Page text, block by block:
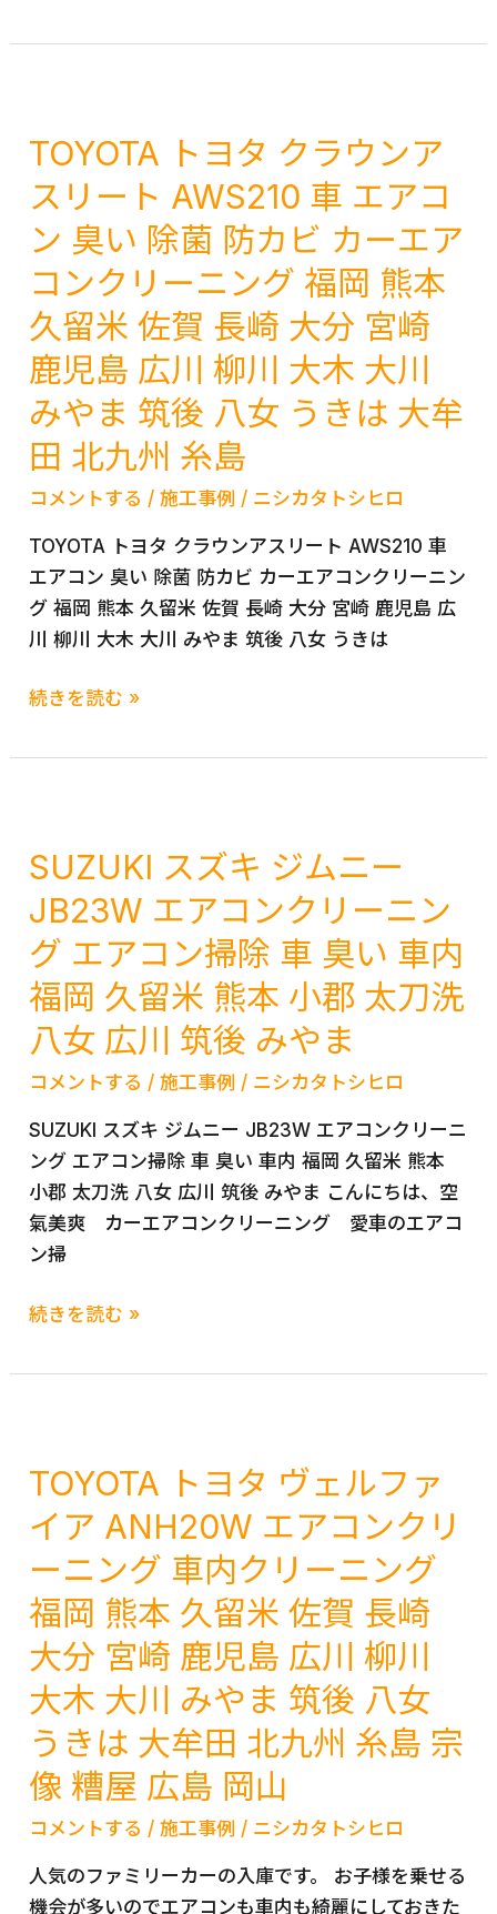
Ｗ
リ
ー
ズ
輸
車
車
エ
バ
ポ
レ
タ
ー
洗
浄
カ
エ
コ
リ
ー
ニ
ン
グ
臭
い
酸
ぱ
い
福
岡
熊
久
米
長
大
分
宮
崎
鹿
児
広
川
柳
大
TOYOTA トヨタ クラウンア
スリート AWS210 車 エアコ
ン 臭い 除菌 防カビ カーエア
コンクリーニング 福岡 熊本
久留米 佐賀 長崎 大分 宮崎
鹿児島 広川 柳川 大木 大川
みやま 筑後 八女 うきは 大牟
田 北九州 糸島
コメントする /施工事例 / ニシカタトシヒロ
TOYOTA トヨタ クラウンアスリート AWS210 車
エアコン 臭い 除菌 防カビ カーエアコンクリーニン
グ 福岡 熊本 久留米 佐賀 長崎 大分 宮崎 鹿児島 広
川 柳川 大木 大川 みやま 筑後 八女 うきは
TOYOTA
ヨ
ラ
ウ
ン
ア
ス
リ
ー
ト
車
エ
ア
コ
ン
い
菌
ビ
ー
エ
ア
コ
ン
ク
ー
ニ
ン
福
続きを読む »
SUZUKI スズキ ジムニー
JB23W エアコンクリーニン
グ エアコン掃除 車 臭い 車内
福岡 久留米 熊本 小郡 太刀洗
八女 広川 筑後 みやま
コメントする /施工事例 / ニシカタトシヒロ
SUZUKI スズキ ジムニー JB23W エアコンクリーニ
ング エアコン掃除 車 臭い 車内 福岡 久留米 熊本
小郡 太刀洗 八女 広川 筑後 みやま こんにちは、空
氣美爽 カーエアコンクリーニング 愛車のエアコ
ン掃
SUZUKI
ズ
ム
ニ
ー
JB23W
エ
ア
コ
ン
ク
リ
ー
ン
グ
エ
続きを読む »
TOYOTA トヨタ ヴェルファ
イア ANH20W エアコンクリ
ーニング 車内クリーニング
福岡 熊本 久留米 佐賀 長崎
大分 宮崎 鹿児島 広川 柳川
大木 大川 みやま 筑後 八女
うきは 大牟田 北九州 糸島 宗
像 糟屋 広島 岡山
コメントする /施工事例 / ニシカタトシヒロ
人気のファミリーカーの入庫です。 お子様を乗せる
機会が多いのでエアコンも車内も綺麗にしておきた